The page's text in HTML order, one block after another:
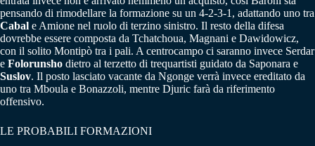
pensando di rimodellare la formazione su un 4-2-3-1, adattando uno tra
Cabal e Amione nel ruolo di terzino sinistro. Il resto della difesa
dovrebbe essere composta da Tchatchoua, Magnani e Dawidowicz,
con il solito Montipò tra i pali. A centrocampo ci saranno invece Serdar
e Folorunsho dietro al terzetto di trequartisti guidato da Saponara e
Suslov. Il posto lasciato vacante da Ngonge verrà invece ereditato da
uno tra Mboula e Bonazzoli, mentre Djuric farà da riferimento
offensivo.
LE PROBABILI FORMAZIONI